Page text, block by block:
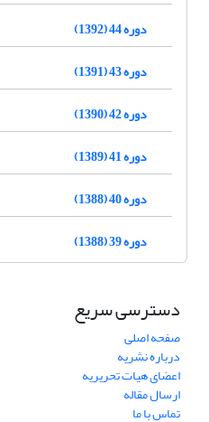
دوره 44 (1392)
دوره 43 (1391)
دوره 42 (1390)
دوره 41 (1389)
دوره 40 (1388)
دوره 39 (1388)
دسترسی سریع
صفحه اصلی
درباره نشریه
اعضای هیات تحریریه
ارسال مقاله
تماس با ما